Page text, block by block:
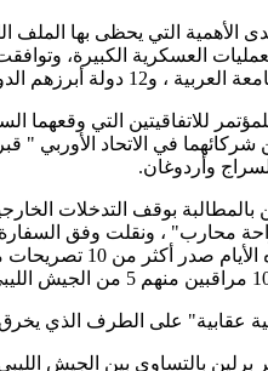
الأهمية التي يحظى بها الملف
أن هناك أوراق ناقصة في كتاب إنهاء الأزمة الليبية، وأبرزها:
للاتفاقيتين التي
شركائهما في الاتحاد الأوربي
وأردوغان.
في مطار